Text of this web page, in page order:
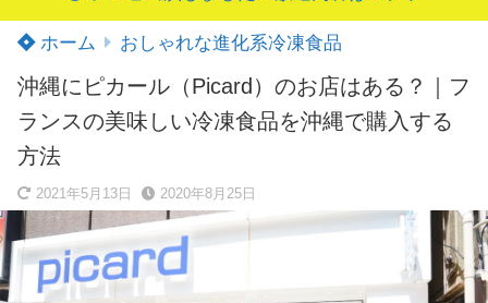
ホーム おしゃれな進化系冷凍食品
沖縄にピカール（Picard）のお店はある？｜フ
ランスの美味しい冷凍食品を沖縄で購入する
方法
2021年5月13日 2020年8月25日